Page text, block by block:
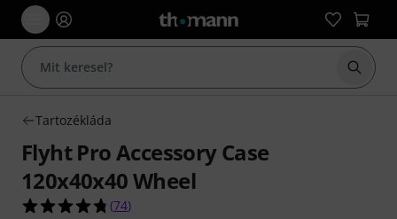
Tartozékláda
Flyht Pro Accessory Case
120x40x40 Wheel
4.7/5 csillag, összesen 74 értékelés alapján
(74)